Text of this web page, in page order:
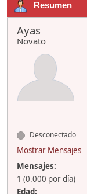
Resumen
Ayas
Novato
Desconectado
Mostrar Mensajes
Mensajes:
1 (0.000 por día)
Edad: